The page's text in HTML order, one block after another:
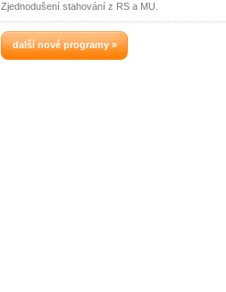
Zjednodušení stahování z RS a MU.
další nové programy »